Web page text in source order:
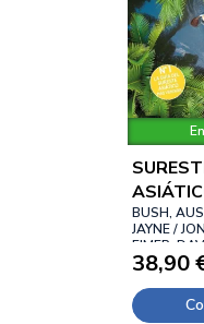
PLANET
BUSH,
JAYNE /
EIMER,
MARK /
MARCO /
MICHAEL /
PAUL /
38,90